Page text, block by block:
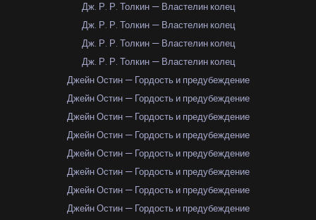
Дж. Р. Р. Толкин — Властелин колец
Дж. Р. Р. Толкин — Властелин колец
Дж. Р. Р. Толкин — Властелин колец
Дж. Р. Р. Толкин — Властелин колец
Джейн Остин — Гордость и предубеждение
Джейн Остин — Гордость и предубеждение
Джейн Остин — Гордость и предубеждение
Джейн Остин — Гордость и предубеждение
Джейн Остин — Гордость и предубеждение
Джейн Остин — Гордость и предубеждение
Джейн Остин — Гордость и предубеждение
Джейн Остин — Гордость и предубеждение